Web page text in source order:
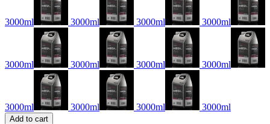
3000ml 3000ml 3000ml 3000ml
3000ml 3000ml 3000ml 3000ml
3000ml 3000ml 3000ml 3000ml
Add to cart